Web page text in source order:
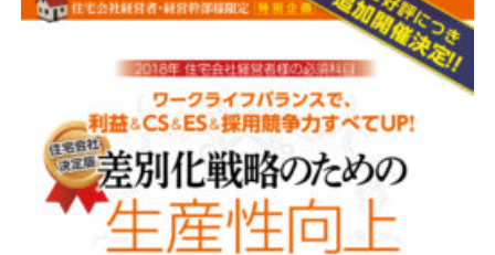
会社概要
資料請求 最新セミナー
お問い合わせ